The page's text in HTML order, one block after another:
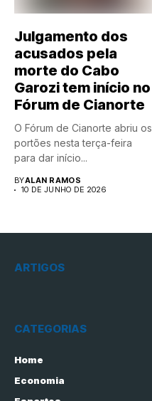
Julgamento dos
acusados pela
morte do Cabo
Garozi tem início no
Fórum de Cianorte
O Fórum de Cianorte abriu os
portões nesta terça-feira
para dar início...
BYALAN RAMOS
10 DE JUNHO DE 2026
ARTIGOS
CATEGORIAS
Home
Economia